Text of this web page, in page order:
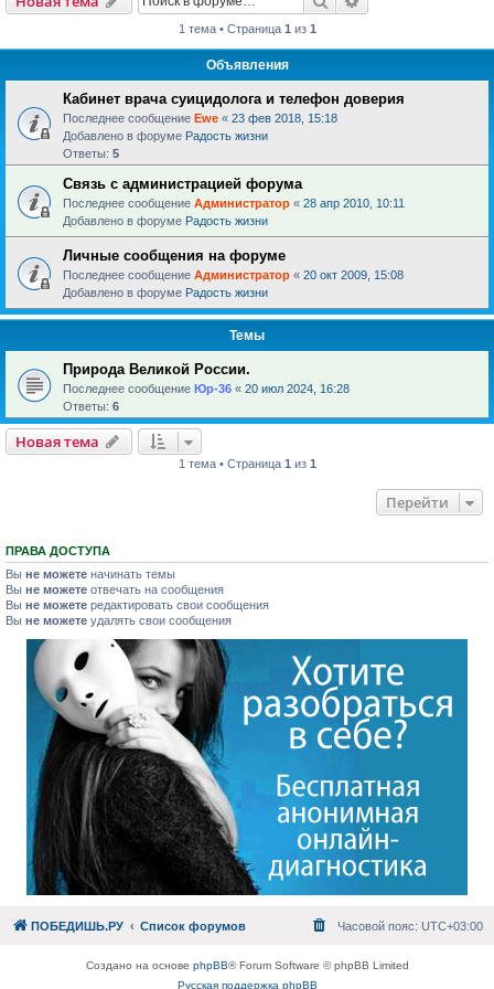
1 тема • Страница 1 из 1
Объявления
Кабинет врача суицидолога и телефон доверия
Последнее сообщение Ewe « 23 фев 2018, 15:18
Добавлено в форуме Радость жизни
Ответы: 5
Связь с администрацией форума
Последнее сообщение Администратор « 28 апр 2010, 10:11
Добавлено в форуме Радость жизни
Личные сообщения на форуме
Последнее сообщение Администратор « 20 окт 2009, 15:08
Добавлено в форуме Радость жизни
Темы
Природа Великой России.
Последнее сообщение Юр-36 « 20 июл 2024, 16:28
Ответы: 6
Новая тема
1 тема • Страница 1 из 1
Перейти
ПРАВА ДОСТУПА
Вы не можете начинать темы
Вы не можете отвечать на сообщения
Вы не можете редактировать свои сообщения
Вы не можете удалять свои сообщения
ПОБЕДИШЬ.РУ Список форумов Часовой пояс: UTC+03:00
Создано на основе phpBB® Forum Software © phpBB Limited
Русская поддержка phpBB